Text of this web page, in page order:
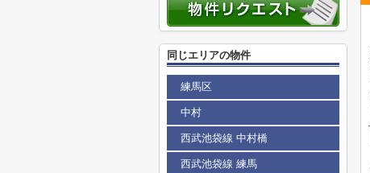
同じエリアの物件
練馬区
中村
西武池袋線 中村橋
西武池袋線 練馬